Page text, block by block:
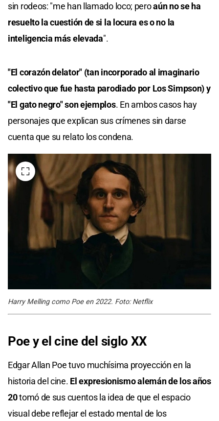
sin rodeos: "me han llamado loco; peroaún no se ha
resuelto la cuestión de si la locura es o no la
inteligencia más elevada".
"El corazón delator" (tan incorporado al imaginario
colectivo que fue hasta parodiado por Los Simpson) y
"El gato negro" son ejemplos. En ambos casos hay
personajes que explican sus crímenes sin darse
cuenta que su relato los condena.
Harry Melling como Poe en 2022. Foto: Netflix
Poe y el cine del siglo XX
Edgar Allan Poe tuvo muchísima proyección en la
historia del cine. El expresionismo alemán de los años
20tomó de sus cuentos la idea de que el espacio
visual debe reflejar el estado mental de los